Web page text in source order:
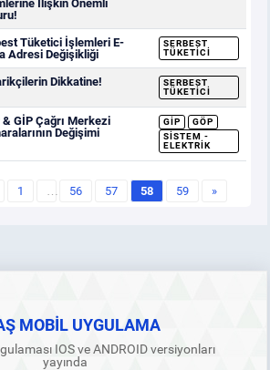
İlişkin Önemli
Tüketici İşlemleri E-
Adresi Değişikliği
SERBEST
TÜKETICI
Dikkatine!
SERBEST
TÜKETICI
& GİP Çağrı Merkezi
Değişimi
GİP
GÖP
SISTEM -
ELEKTRIK
1 … 56 57 58 59 »
MOBİL UYGULAMA
IOS ve ANDROID versiyonları
yayında